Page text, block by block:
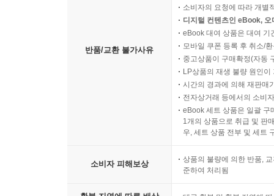
반품/교환 불가사유
소비자의 요청에 따라 개별
디지털 컨텐츠인 eBook,
eBook 대여 상품은 대여 기
모바일 쿠폰 등록 후 취소/
중고상품이 구매확정(자동
LP상품의 재생 불량 원인
시간의 경과에 의해 재판매
전자상거래 등에서의 소비
eBook 세트 상품은 일괄 구
1개의 상품으로 취급 및 판
우, 세트 상품 전부 및 세트
소비자 피해보상
상품의 불량에 의한 반품,
준하여 처리됨